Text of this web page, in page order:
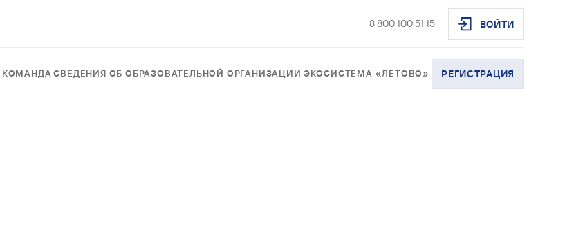
8 800 100 51 15 ВОЙТИ
КОМАНДА СВЕДЕНИЯ ОБ ОБРАЗОВАТЕЛЬНОЙ ОРГАНИЗАЦИИ ЭКОСИСТЕМА «ЛЕТОВО» РЕГИСТРАЦИЯ